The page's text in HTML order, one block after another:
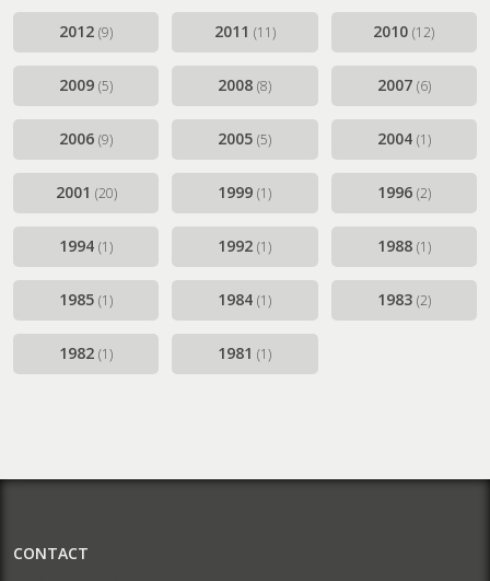
2012(9) 2011 (11) 2010(12)
2009(5) 2008(8) 2007 (6)
2006(9) 2005(5) 2004 (1)
2001 (20) 1999(1) 1996 (2)
1994(1) 1992(1) 1988 (1)
1985(1) 1984(1) 1983 (2)
1982(1) 1981(1)
CONTACT